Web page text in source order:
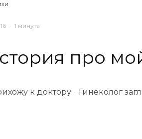
· 1 минута
про
к доктору… Гинеколог